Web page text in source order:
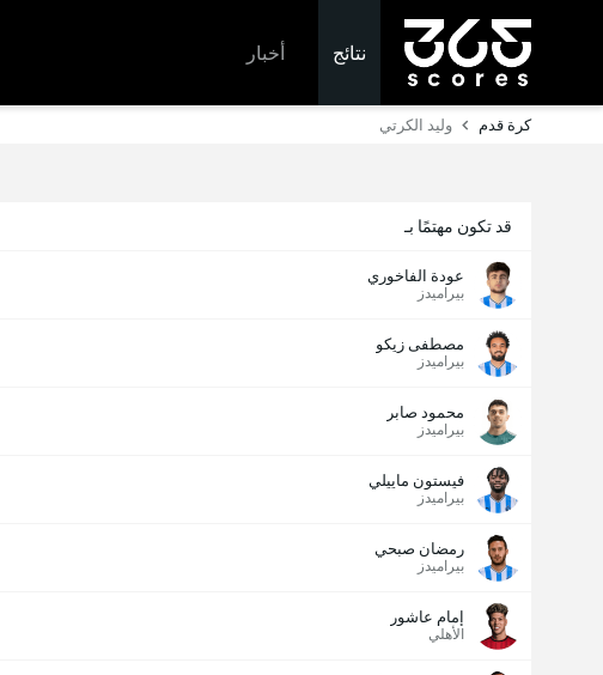
نتائج أخبار
كرة قدم وليد الكرتي
قد تكون مهتمًا بـ
عودة الفاخوري
بيراميدز
مصطفى زيكو
بيراميدز
محمود صابر
بيراميدز
فيستون ماييلي
بيراميدز
رمضان صبحي
بيراميدز
إمام عاشور
الأهلي